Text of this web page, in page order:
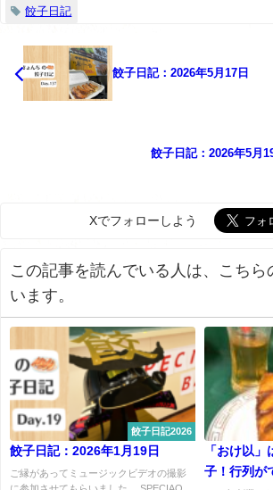
餃子日記
餃子日記：2026年5月17日
餃子日記：2026年5月
Xでフォローしよう
この記事を読んでいる人は、こちら
います。
餃子日記2026
餃子日記：2026年1月19日
ご縁があってミュージックビデオの撮影
「おけ以
子！行列が